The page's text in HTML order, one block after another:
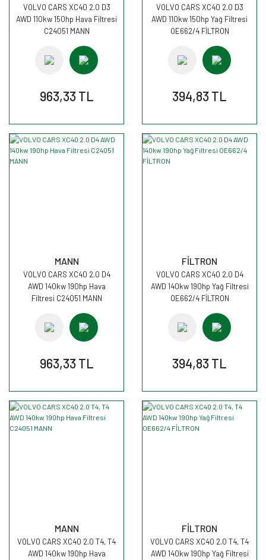
VOLVO CARS XC40 2.0 D3
AWD 110kw 150hp Hava Filtresi
C24051 MANN
963,33 TL
VOLVO CARS XC40 2.0 D3
AWD 110kw 150hp Yağ Filtresi
OE662/4 FİLTRON
394,83 TL
MANN
VOLVO CARS XC40 2.0 D4
AWD 140kw 190hp Hava
Filtresi C24051 MANN
963,33 TL
FİLTRON
VOLVO CARS XC40 2.0 D4
AWD 140kw 190hp Yağ Filtresi
OE662/4 FİLTRON
394,83 TL
MANN
VOLVO CARS XC40 2.0 T4, T4
AWD 140kw 190hp Hava
FİLTRON
VOLVO CARS XC40 2.0 T4, T4
AWD 140kw 190hp Yağ Filtresi